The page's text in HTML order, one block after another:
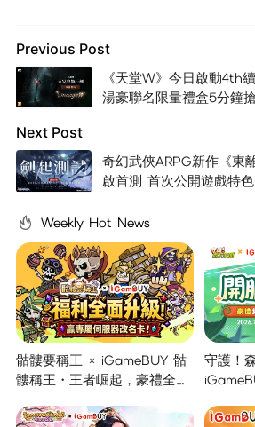
Previous Post
《天堂W》今日啟動4th
湯豪聯名限量禮盒5分鐘
Next Post
奇幻武俠ARPG新作《東
啟首測 首次公開遊戲特色
Weekly Hot News
骷髏要稱王 × iGameBUY 骷
髏稱王・王者崛起，豪禮全面
守護！